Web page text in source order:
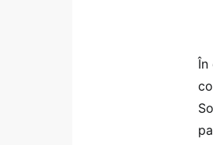
În